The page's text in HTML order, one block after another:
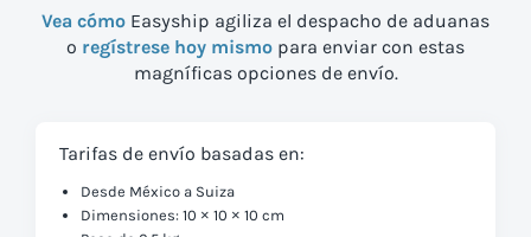
Vea cómo Easyship agiliza el despacho de aduanas
o regístrese hoy mismo para enviar con estas
magníficas opciones de envío.
Tarifas de envío basadas en:
Desde México a Suiza
Dimensiones: 10 × 10 × 10 cm